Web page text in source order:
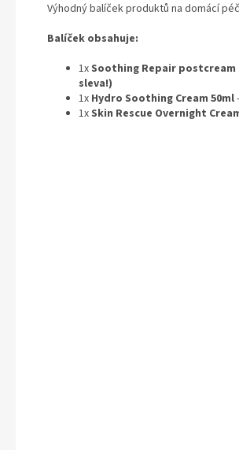
Výhodný balíček produktů na domácí
Balíček obsahuje:
1xSoothing Repair postcream
sleva!)
1x Hydro Soothing Cream 50ml
1xSkin Rescue Overnight